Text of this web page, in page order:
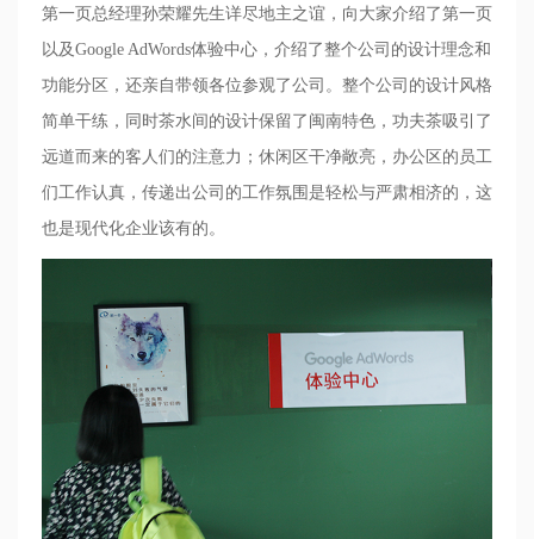
第一页总经理孙荣耀先生详尽地主之谊，向大家介绍了第一页
以及Google AdWords体验中心，介绍了整个公司的设计理念和
功能分区，还亲自带领各位参观了公司。整个公司的设计风格
简单干练，同时茶水间的设计保留了闽南特色，功夫茶吸引了
远道而来的客人们的注意力；休闲区干净敞亮，办公区的员工
们工作认真，传递出公司的工作氛围是轻松与严肃相济的，这
也是现代化企业该有的。